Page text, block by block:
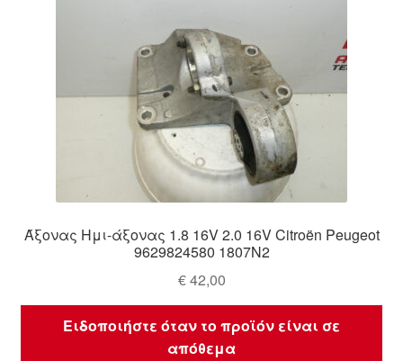
Άξονας Ημι-άξονας 1.8 16V 2.0 16V Citroën Peugeot
9629824580 1807N2
€42,00
Ειδοποιήστε όταν το προϊόν είναι σε
απόθεμα